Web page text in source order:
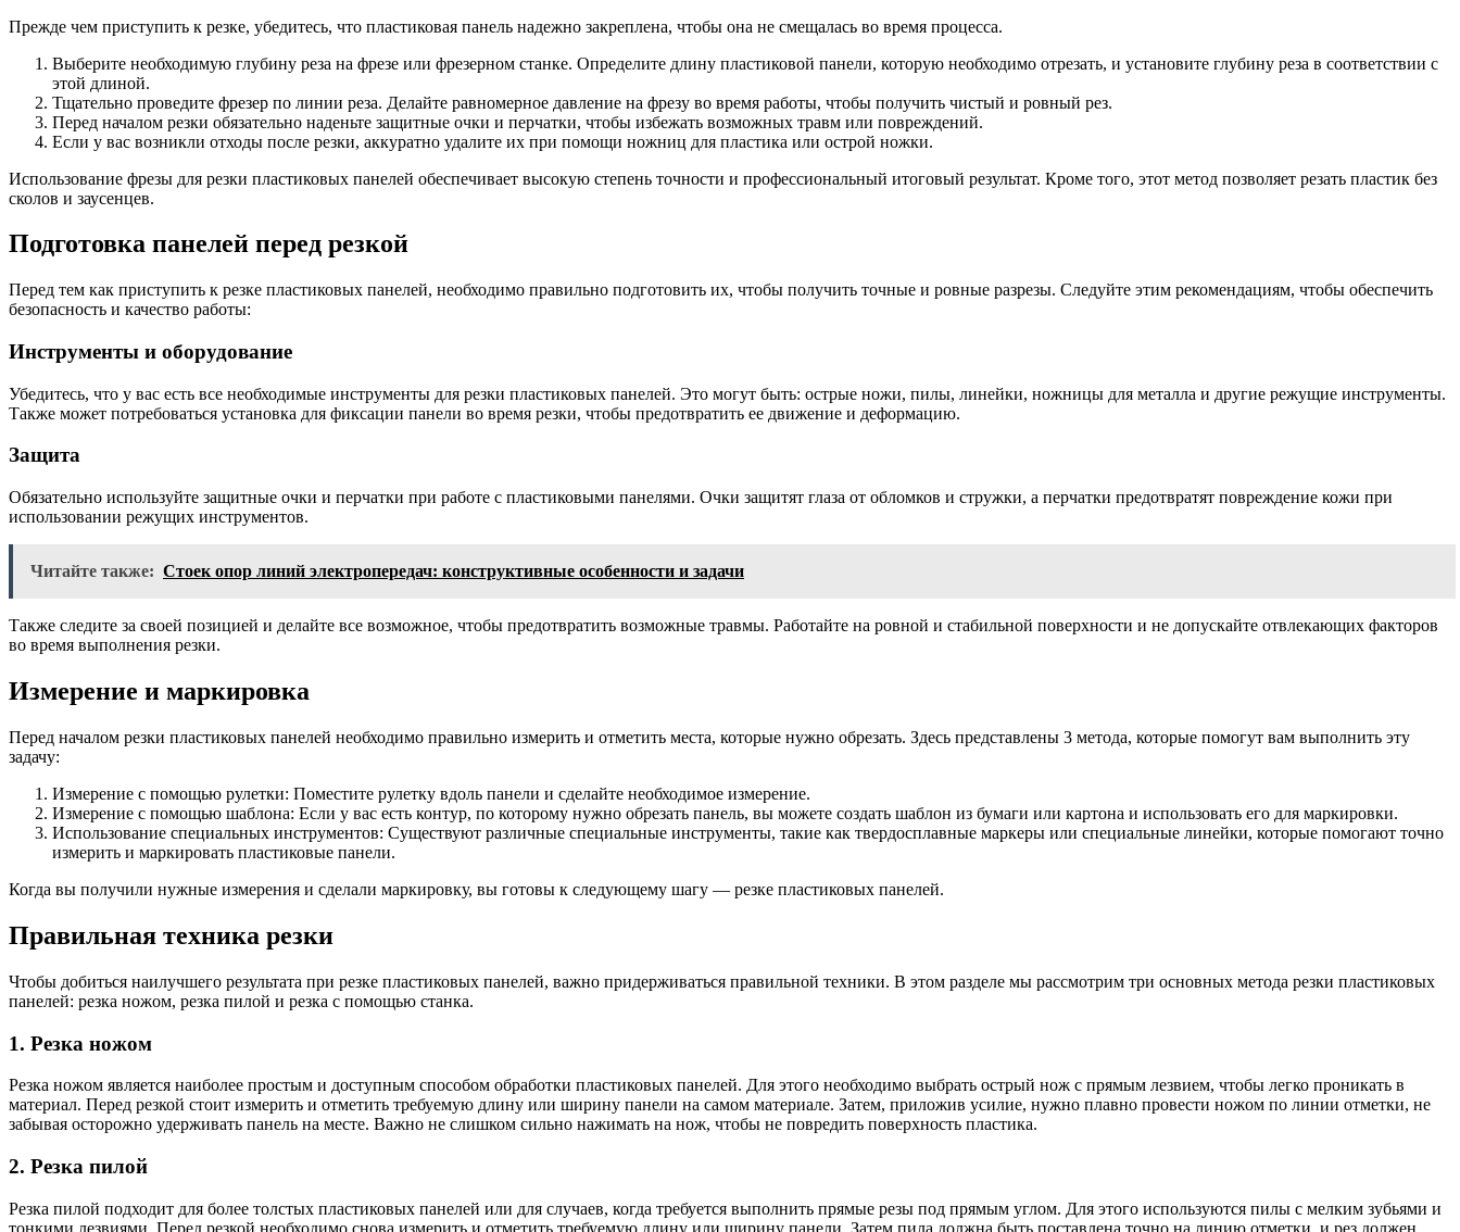
Прежде чем приступить к резке, убедитесь, что пластиковая панель надежно закреплена, чтобы она не смещалась во время процесса.
Выберите необходимую глубину реза на фрезе или фрезерном станке. Определите длину пластиковой панели, которую необходимо отрезать, и установите глубину реза в соответствии с
этой длиной.
Тщательно проведите фрезер по линии реза. Делайте равномерное давление на фрезу во время работы, чтобы получить чистый и ровный рез.
Перед началом резки обязательно наденьте защитные очки и перчатки, чтобы избежать возможных травм или повреждений.
Если у вас возникли отходы после резки, аккуратно удалите их при помощи ножниц для пластика или острой ножки.
Использование фрезы для резки пластиковых панелей обеспечивает высокую степень точности и профессиональный итоговый результат. Кроме того, этот метод позволяет резать пластик без
сколов и заусенцев.
Подготовка панелей перед резкой
Перед тем как приступить к резке пластиковых панелей, необходимо правильно подготовить их, чтобы получить точные и ровные разрезы. Следуйте этим рекомендациям, чтобы обеспечить
безопасность и качество работы:
Инструменты и оборудование
Убедитесь, что у вас есть все необходимые инструменты для резки пластиковых панелей. Это могут быть: острые ножи, пилы, линейки, ножницы для металла и другие режущие инструменты.
Также может потребоваться установка для фиксации панели во время резки, чтобы предотвратить ее движение и деформацию.
Защита
Обязательно используйте защитные очки и перчатки при работе с пластиковыми панелями. Очки защитят глаза от обломков и стружки, а перчатки предотвратят повреждение кожи при
использовании режущих инструментов.
Читайте также: Стоек опор линий электропередач: конструктивные особенности и задачи
Также следите за своей позицией и делайте все возможное, чтобы предотвратить возможные травмы. Работайте на ровной и стабильной поверхности и не допускайте отвлекающих факторов
во время выполнения резки.
Измерение и маркировка
Перед началом резки пластиковых панелей необходимо правильно измерить и отметить места, которые нужно обрезать. Здесь представлены 3 метода, которые помогут вам выполнить эту
задачу:
Измерение с помощью рулетки: Поместите рулетку вдоль панели и сделайте необходимое измерение.
Измерение с помощью шаблона: Если у вас есть контур, по которому нужно обрезать панель, вы можете создать шаблон из бумаги или картона и использовать его для маркировки.
Использование специальных инструментов: Существуют различные специальные инструменты, такие как твердосплавные маркеры или специальные линейки, которые помогают точно
измерить и маркировать пластиковые панели.
Когда вы получили нужные измерения и сделали маркировку, вы готовы к следующему шагу — резке пластиковых панелей.
Правильная техника резки
Чтобы добиться наилучшего результата при резке пластиковых панелей, важно придерживаться правильной техники. В этом разделе мы рассмотрим три основных метода резки пластиковых
панелей: резка ножом, резка пилой и резка с помощью станка.
1. Резка ножом
Резка ножом является наиболее простым и доступным способом обработки пластиковых панелей. Для этого необходимо выбрать острый нож с прямым лезвием, чтобы легко проникать в
материал. Перед резкой стоит измерить и отметить требуемую длину или ширину панели на самом материале. Затем, приложив усилие, нужно плавно провести ножом по линии отметки, не
забывая осторожно удерживать панель на месте. Важно не слишком сильно нажимать на нож, чтобы не повредить поверхность пластика.
2. Резка пилой
Резка пилой подходит для более толстых пластиковых панелей или для случаев, когда требуется выполнить прямые резы под прямым углом. Для этого используются пилы с мелким зубьями и
тонкими лезвиями. Перед резкой необходимо снова измерить и отметить требуемую длину или ширину панели. Затем пила должна быть поставлена точно на линию отметки, и рез должен